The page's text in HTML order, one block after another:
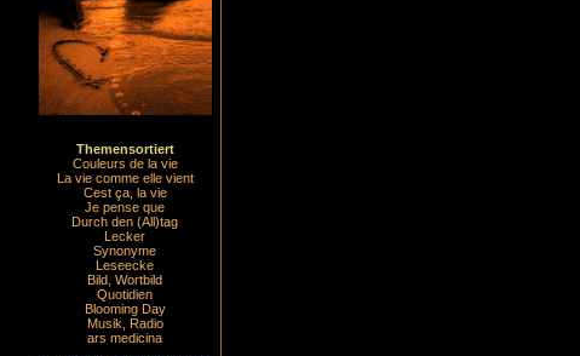
Themensortiert
Couleurs de la vie
La vie comme elle vient
Cest ça, la vie
Je pense que
Durch den (All)tag
Lecker
Synonyme
Leseecke
Bild, Wortbild
Quotidien
Blooming Day
Musik, Radio
ars medicina